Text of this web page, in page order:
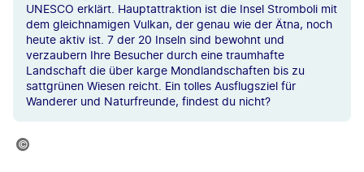
UNESCO erklärt. Hauptattraktion ist die Insel Stromboli mit
dem gleichnamigen Vulkan, der genau wie der Ätna, noch
heute aktiv ist. 7 der 20 Inseln sind bewohnt und
verzaubern Ihre Besucher durch eine traumhafte
Landschaft die über karge Mondlandschaften bis zu
sattgrünen Wiesen reicht. Ein tolles Ausflugsziel für
Wanderer und Naturfreunde, findest du nicht?
©EugeniaSt